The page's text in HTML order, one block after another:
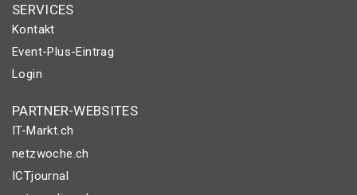
SERVICES
Kontakt
Event-Plus-Eintrag
Login
PARTNER-WEBSITES
IT-Markt.ch
netzwoche.ch
ICTjournal